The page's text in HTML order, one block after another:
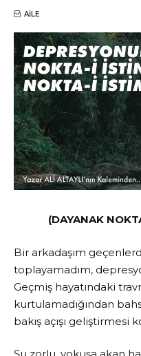
AILE
(DAYANAK
Bir arkadaşım
toplayamadım,
Geçmiş hayatındaki
kurtulamadığından
bakış açışı geliştirmesi